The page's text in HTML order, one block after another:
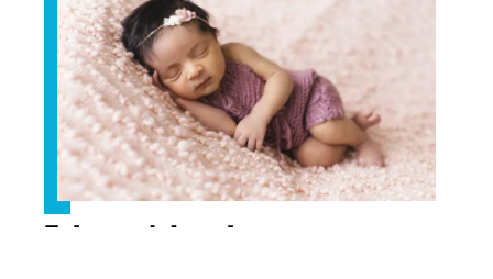
Faire-part de naissance